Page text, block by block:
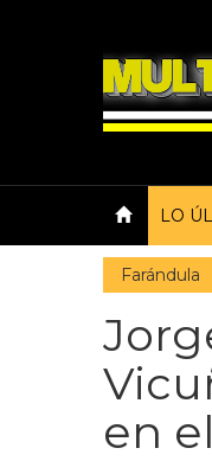
LO
Farándula
en